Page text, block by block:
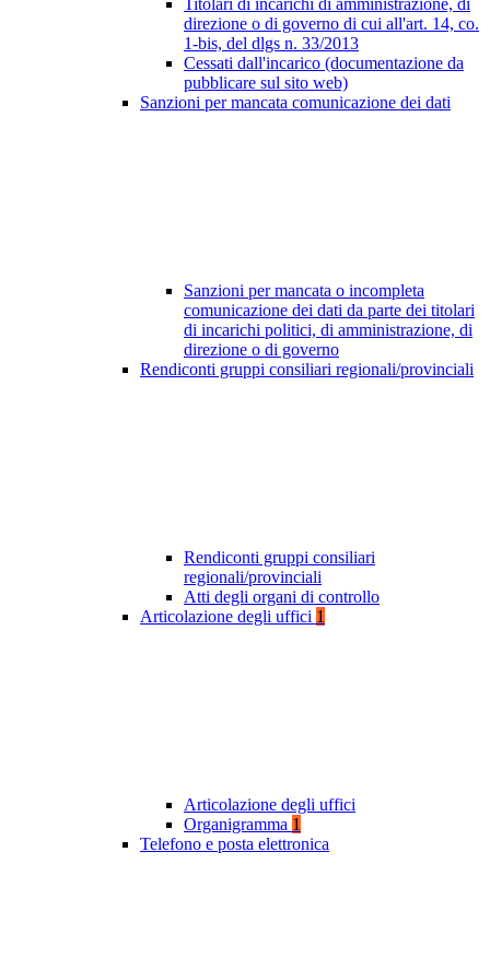
Titolari di incarichi di amministrazione, di
direzione o di governo di cui all'art. 14, co.
1-bis, del dlgs n. 33/2013
Cessati dall'incarico (documentazione da
pubblicare sul sito web)
Sanzioni per mancata comunicazione dei dati
Sanzioni per mancata o incompleta
comunicazione dei dati da parte dei titolari
di incarichi politici, di amministrazione, di
direzione o di governo
Rendiconti gruppi consiliari regionali/provinciali
Rendiconti gruppi consiliari
regionali/provinciali
Atti degli organi di controllo
Articolazione degli uffici 1
Articolazione degli uffici
Organigramma 1
Telefono e posta elettronica